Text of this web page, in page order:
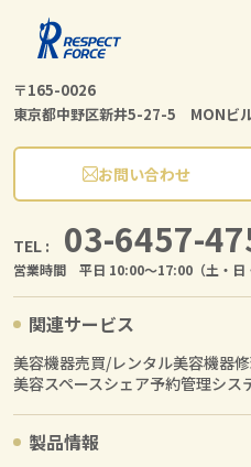
〒165-0026
東京都中野区新井5-27-5 MONビ
お問い合わせ
TEL : 03-6457-
営業時間 平日 10:00〜17:00（土・日
関連サービス
美容機器売買/レンタル美容機器
美容スペースシェア予約管理シス
製品情報